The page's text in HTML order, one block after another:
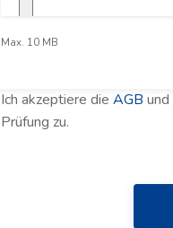
Max. 10 MB
Ich akzeptiere die AGB und
Prüfung zu.